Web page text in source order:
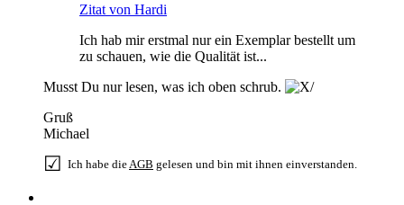
Zitat von Hardi
Ich hab mir erstmal nur ein Exemplar bestellt um
zu schauen, wie die Qualität ist...
Musst Du nur lesen, was ich oben schrub.
Gruß
Michael
☑ Ich habe dieAGB gelesen und bin mit ihnen einverstanden.